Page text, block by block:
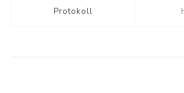
Protokoll